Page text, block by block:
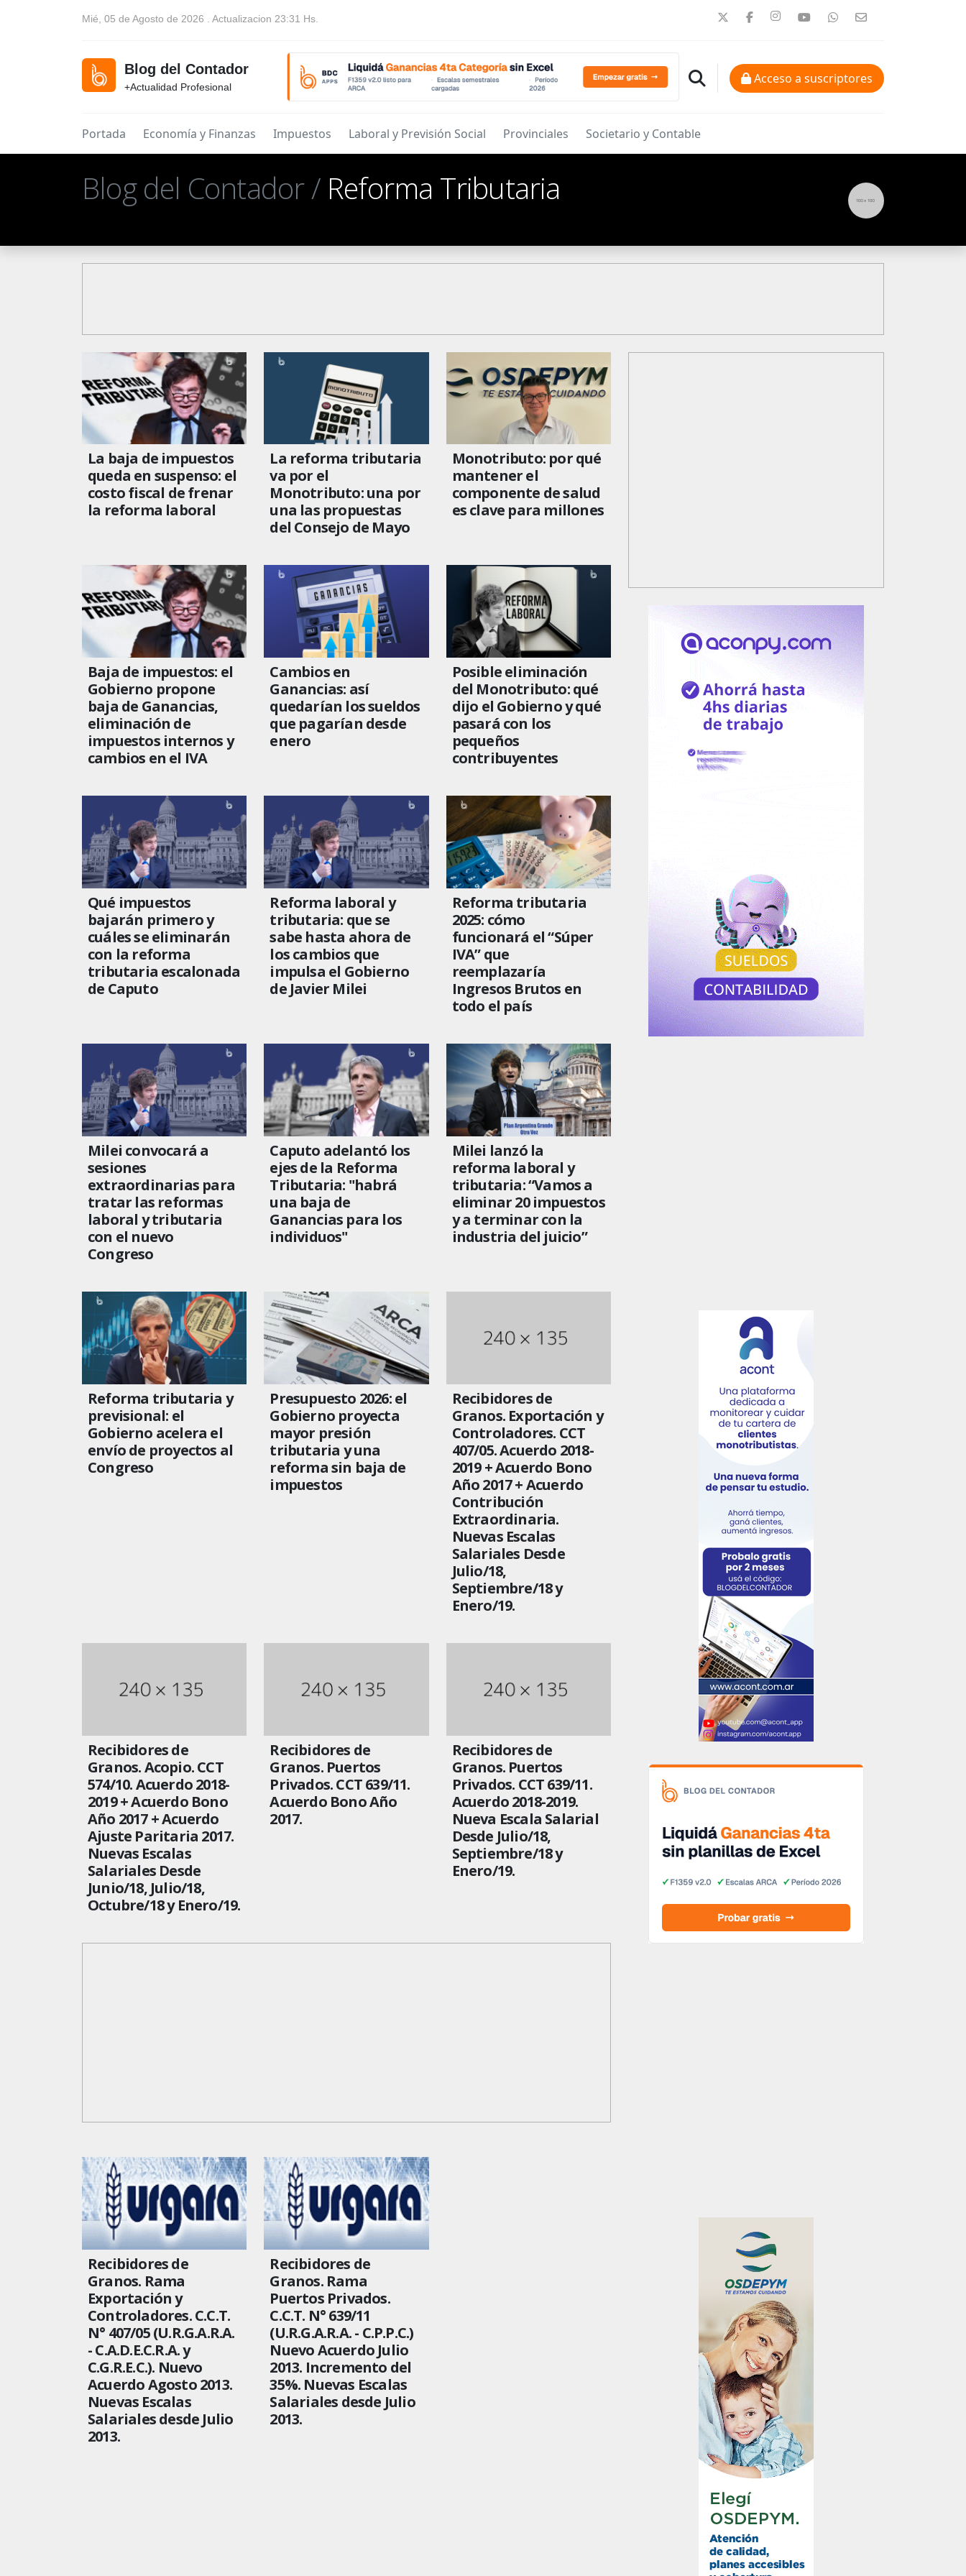
Mié, 05 de Agosto de 2026 . Actualizacion 23:31 Hs.
Blog del Contador
+Actualidad Profesional
Acceso a suscriptores
Portada Economía y Finanzas Impuestos Laboral y Previsión Social Provinciales Societario y Contable
Blog del Contador / Reforma Tributaria
La baja de impuestos
queda en suspenso: el
costo fiscal de frenar
la reforma laboral
La reforma tributaria
va por el
Monotributo: una por
una las propuestas
del Consejo de Mayo
Monotributo: por qué
mantener el
componente de salud
es clave para millones
Baja de impuestos: el
Gobierno propone
baja de Ganancias,
eliminación de
impuestos internos y
cambios en el IVA
Cambios en
Ganancias: así
quedarían los sueldos
que pagarían desde
enero
Posible eliminación
del Monotributo: qué
dijo el Gobierno y qué
pasará con los
pequeños
contribuyentes
Qué impuestos
bajarán primero y
cuáles se eliminarán
con la reforma
tributaria escalonada
de Caputo
Reforma laboral y
tributaria: que se
sabe hasta ahora de
los cambios que
impulsa el Gobierno
de Javier Milei
Reforma tributaria
2025: cómo
funcionará el “Súper
IVA” que
reemplazaría
Ingresos Brutos en
todo el país
Milei convocará a
sesiones
extraordinarias para
tratar las reformas
laboral y tributaria
con el nuevo
Congreso
Caputo adelantó los
ejes de la Reforma
Tributaria: "habrá
una baja de
Ganancias para los
individuos"
Milei lanzó la
reforma laboral y
tributaria: “Vamos a
eliminar 20 impuestos
y a terminar con la
industria del juicio”
Reforma tributaria y
previsional: el
Gobierno acelera el
envío de proyectos al
Congreso
Presupuesto 2026: el
Gobierno proyecta
mayor presión
tributaria y una
reforma sin baja de
impuestos
Recibidores de
Granos. Exportación y
Controladores. CCT
407/05. Acuerdo 2018-
2019 + Acuerdo Bono
Año 2017 + Acuerdo
Contribución
Extraordinaria.
Nuevas Escalas
Salariales Desde
Julio/18,
Septiembre/18 y
Enero/19.
Recibidores de
Granos. Acopio. CCT
574/10. Acuerdo 2018-
2019 + Acuerdo Bono
Año 2017 + Acuerdo
Ajuste Paritaria 2017.
Nuevas Escalas
Salariales Desde
Junio/18, Julio/18,
Octubre/18 y Enero/19.
Recibidores de
Granos. Puertos
Privados. CCT 639/11.
Acuerdo Bono Año
2017.
Recibidores de
Granos. Puertos
Privados. CCT 639/11.
Acuerdo 2018-2019.
Nueva Escala Salarial
Desde Julio/18,
Septiembre/18 y
Enero/19.
Recibidores de
Granos. Rama
Exportación y
Controladores. C.C.T.
N° 407/05 (U.R.G.A.R.A.
- C.A.D.E.C.R.A. y
C.G.R.E.C.). Nuevo
Acuerdo Agosto 2013.
Nuevas Escalas
Salariales desde Julio
2013.
Recibidores de
Granos. Rama
Puertos Privados.
C.C.T. N° 639/11
(U.R.G.A.R.A. - C.P.P.C.)
Nuevo Acuerdo Julio
2013. Incremento del
35%. Nuevas Escalas
Salariales desde Julio
2013.